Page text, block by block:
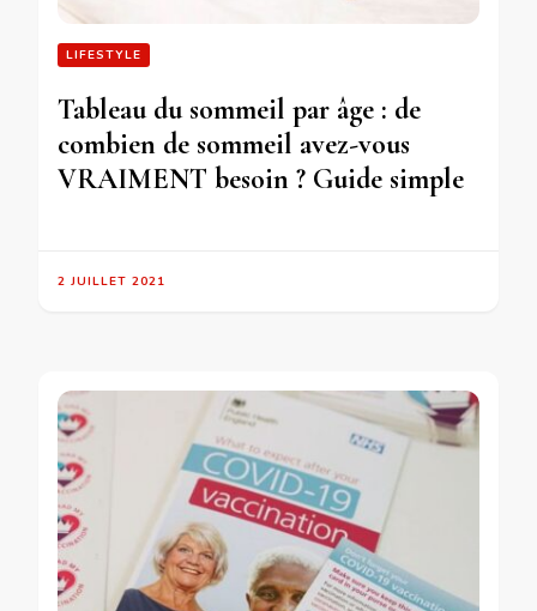
LIFESTYLE
Tableau du sommeil par âge : de
combien de sommeil avez-vous
VRAIMENT besoin ? Guide simple
2 JUILLET 2021